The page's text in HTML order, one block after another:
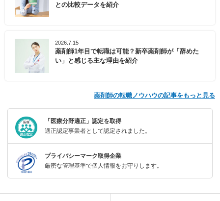
との比較データを紹介
2026.7.15
薬剤師1年目で転職は可能？新卒薬剤師が「辞めた
い」と感じる主な理由を紹介
薬剤師の転職ノウハウの記事をもっと見る
「医療分野適正」認定を取得
適正認定事業者として認定されました。
プライバシーマーク取得企業
厳密な管理基準で個人情報をお守りします。